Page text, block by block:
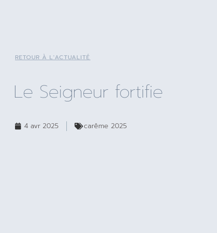
RETOUR À L'ACTUALITÉ
Le Seigneur fortifie
4 avr 2025 carême 2025